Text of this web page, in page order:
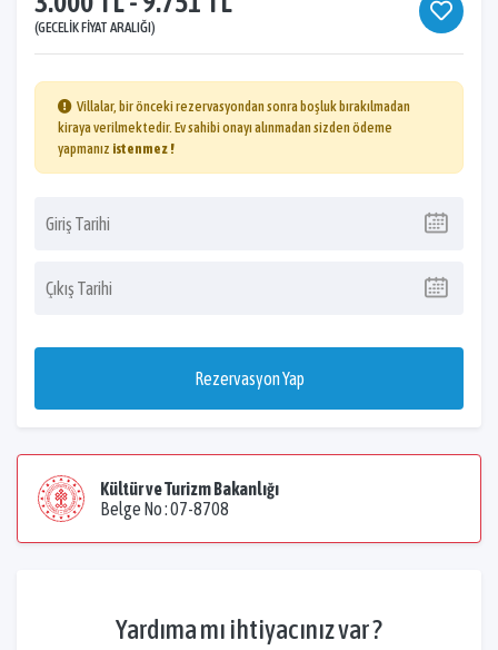
(GECELIK FIYAT ARALIĞI)
Villalar, bir önceki rezervasyondan sonra boşluk bırakılmadan
kiraya verilmektedir. Ev sahibi onayı alınmadan sizden ödeme
yapmanız istenmez !
Rezervasyon Yap
Kültür ve Turizm Bakanlığı
Belge No : 07-8708
Yardıma mı ihtiyacınız var ?